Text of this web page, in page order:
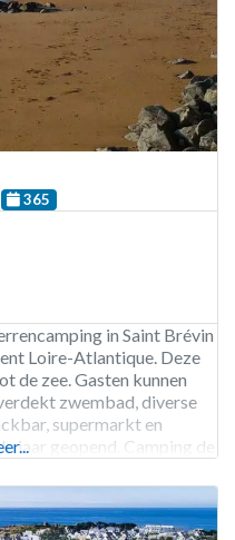
365
in Saint Brévin
Loire-Atlantique. Deze
de zee. Gasten kunnen
zwembad, diverse
supermarkt en
jaar geopend. Camping de